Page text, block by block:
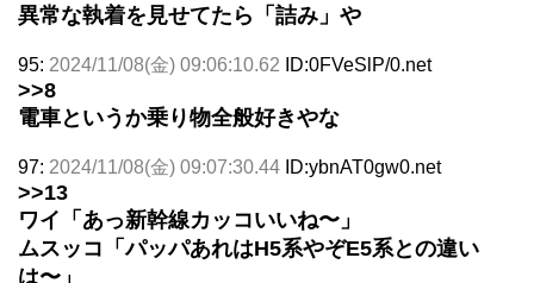
異常な執着を見せてたら「詰み」や
95: 2024/11/08(金) 09:06:10.62 ID:0FVeSlP/0.net
>>8
電車というか乗り物全般好きやな
97: 2024/11/08(金) 09:07:30.44 ID:ybnAT0gw0.net
>>13
ワイ「あっ新幹線カッコいいね〜」
ムスッコ「パッパあれはH5系やぞE5系との違い
は〜」